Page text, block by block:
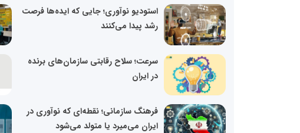
استودیو نوآوری؛ جایی که ایده‌ها فرصت
رشد پیدا می‌کنند
سرعت؛ سلاح رقابتی سازمان‌های برنده
در ایران
فرهنگ سازمانی؛ نقطه‌ای که نوآوری در
ایران می‌میرد یا متولد می‌شود